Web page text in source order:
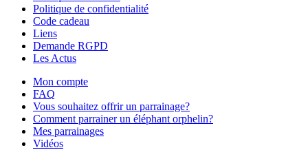
Politique de confidentialité
Code cadeau
Liens
Demande RGPD
Les Actus
Mon compte
FAQ
Vous souhaitez offrir un parrainage?
Comment parrainer un éléphant orphelin?
Mes parrainages
Vidéos